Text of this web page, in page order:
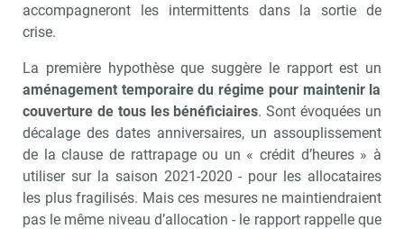
accompagneront les intermittents dans la sortie de
crise.
La première hypothèse que suggère le rapport est un
aménagement temporaire du régime pour maintenir la
couverture de tous les bénéficiaires. Sont évoquées un
décalage des dates anniversaires, un assouplissement
de la clause de rattrapage ou un « crédit d’heures » à
utiliser sur la saison 2021-2020 - pour les allocataires
les plus fragilisés. Mais ces mesures ne maintiendraient
pas le même niveau d’allocation - le rapport rappelle que